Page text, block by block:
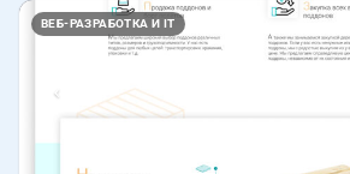
ВЕБ-РАЗРАБОТКА И IT
Назад